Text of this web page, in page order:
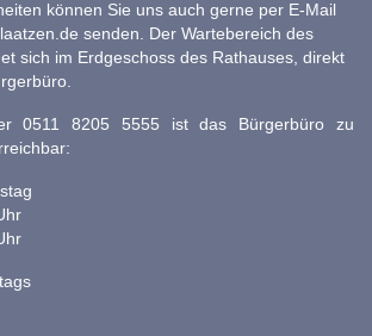
können Sie uns auch gerne per E-Mail
senden. Der Wartebereich des
sich im Erdgeschoss des Rathauses, direkt
0511 8205 5555 ist das Bürgerbüro zu